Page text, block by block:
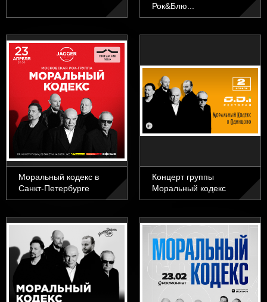
Рок&Блю...
Моральный кодекс в
Санкт-Петербурге
Концерт группы
Моральный кодекс